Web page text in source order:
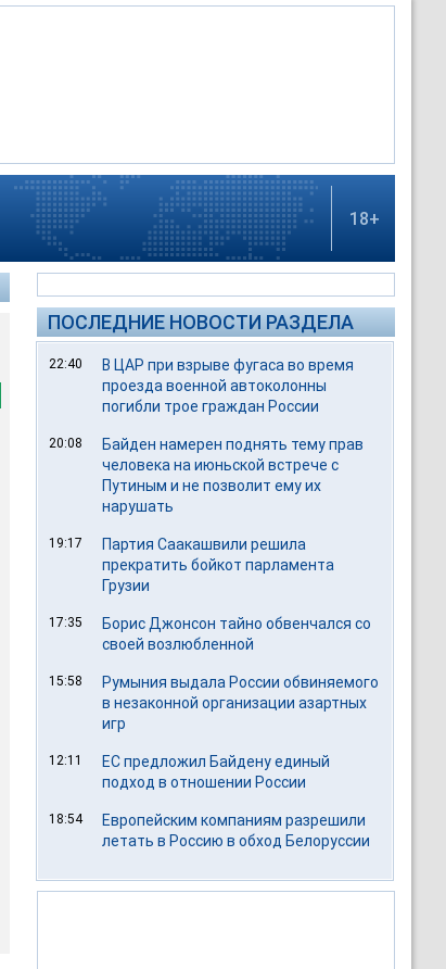
18+
ПОСЛЕДНИЕ НОВОСТИ РАЗДЕЛА
22:40
В ЦАР при взрыве фугаса во время
проезда военной автоколонны
погибли трое граждан России
20:08
Байден намерен поднять тему прав
человека на июньской встрече с
Путиным и не позволит ему их
нарушать
19:17
Партия Саакашвили решила
прекратить бойкот парламента
Грузии
17:35
Борис Джонсон тайно обвенчался со
своей возлюбленной
15:58
Румыния выдала России обвиняемого
в незаконной организации азартных
игр
12:11
ЕС предложил Байдену единый
подход в отношении России
18:54
Европейским компаниям разрешили
летать в Россию в обход Белоруссии